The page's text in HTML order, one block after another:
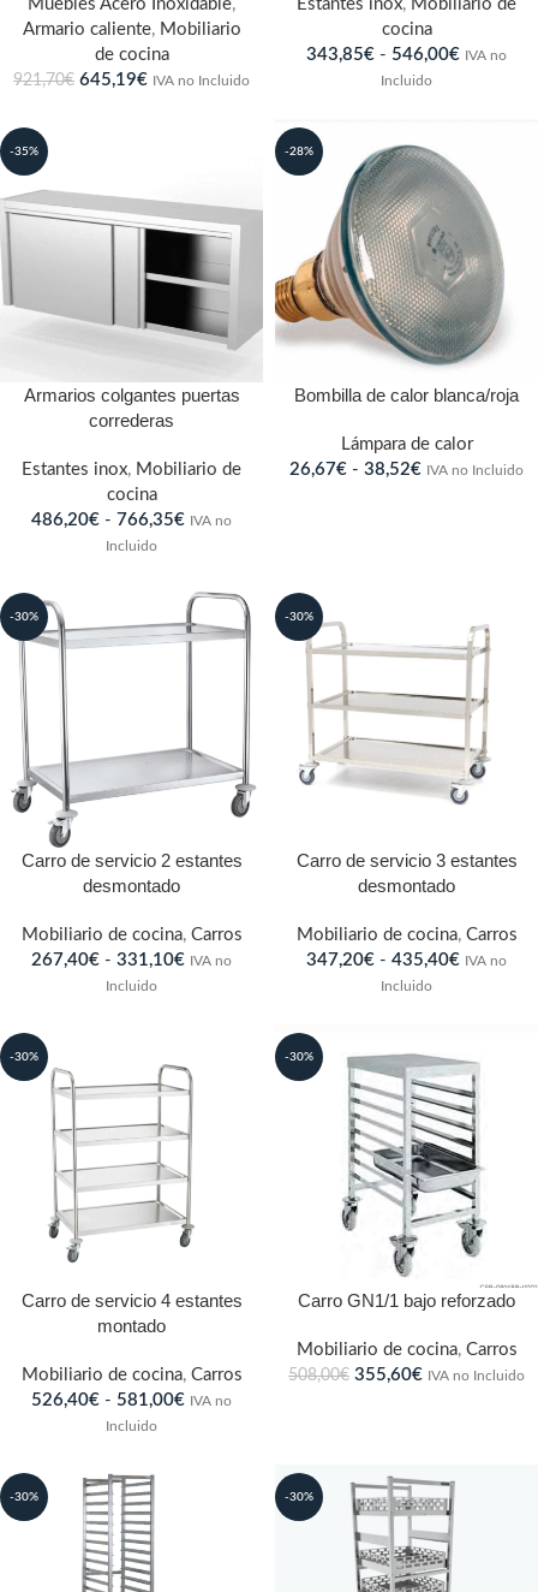
Muebles Acero Inoxidable,
Armario caliente, Mobiliario
de cocina
921,70€ 645,19€ IVA no Incluido
Estantes inox, Mobiliario de
cocina
343,85€ - 546,00€ IVA no
Incluido
-35%
Armarios colgantes puertas
correderas
Estantes inox, Mobiliario de
cocina
486,20€ - 766,35€ IVA no
Incluido
-28%
Bombilla de calor blanca/roja
Lámpara de calor
26,67€ - 38,52€ IVA no Incluido
-30%
Carro de servicio 2 estantes
desmontado
Mobiliario de cocina, Carros
267,40€ - 331,10€ IVA no
Incluido
-30%
Carro de servicio 3 estantes
desmontado
Mobiliario de cocina, Carros
347,20€ - 435,40€ IVA no
Incluido
-30%
Carro de servicio 4 estantes
montado
Mobiliario de cocina, Carros
526,40€ - 581,00€ IVA no
Incluido
-30%
Carro GN1/1 bajo reforzado
Mobiliario de cocina, Carros
508,00€ 355,60€ IVA no Incluido
-30% -30%